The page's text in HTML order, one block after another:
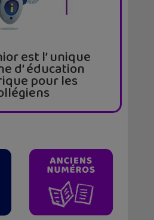
est l’ unique
d’ éducation
pour les